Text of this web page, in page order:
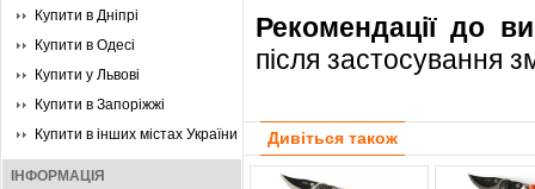
Купити в Дніпрі
Купити в Одесі
Купити у Львові
Купити в Запоріжжі
Купити в інших містах України
ІНФОРМАЦІЯ
Рекомендації до
після
Дивіться також